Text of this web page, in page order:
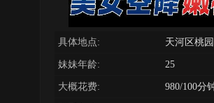
具体地点: 天河区桃
妹妹年龄: 25
大概花费: 980/100分